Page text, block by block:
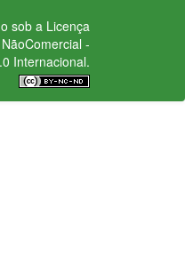
sob a Licença
-
Internacional.